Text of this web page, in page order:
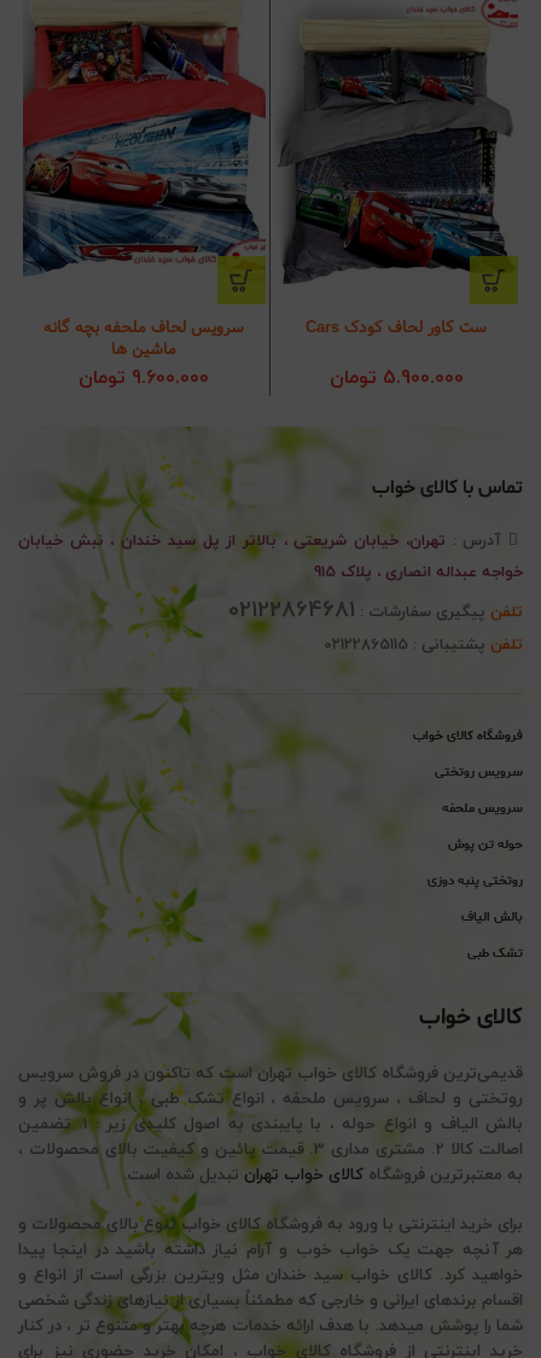
ست کاور لحاف کودک Cars
5.900.000 تومان
سرویس لحاف ملحفه بچه گانه
ماشین ها
9.600.000 تومان
تماس با کالای خواب
آدرس : تهران، خیابان شریعتی ، بالاتر از پل سید خندان ، نبش خیابان
خواجه عبداله انصاری ، پلاک 915
تلفن پیگیری سفارشات : 02122864681
تلفن پشتیبانی : 02122865115
فروشگاه کالای خواب
سرویس روتختی
سرویس ملحفه
حوله تن پوش
روتختی پنبه دوزی
بالش الیاف
تشک طبی
کالای خواب
قدیمی‌ترین فروشگاه کالای خواب تهران است که تاکنون در فروش سرویس
روتختی و لحاف ، سرویس ملحفه ، انواع تشک طبی ، انواع بالش پر و
بالش الیاف و انواع حوله ، با پایبندی به اصول کلیدی زیر : 1. تضمین
اصالت کالا 2. مشتری مداری 3. قیمت پائین و کیفیت بالای محصولات ،
به معتبرترین فروشگاه کالای خواب تهران تبدیل شده است.
برای خرید اینترنتی با ورود به فروشگاه کالای خواب تنوع بالای محصولات و
هر آنچه جهت یک خواب خوب و آرام نیاز داشته باشید در اینجا پیدا
خواهید کرد. کالای خواب سید خندان مثل ویترین بزرگی است از انواع و
اقسام برندهای ایرانی و خارجی که مطمئناً بسیاری از نیازهای زندگی شخصی
شما را پوشش میدهد. با هدف ارائه خدمات هرچه بهتر و متنوع تر ، در کنار
خرید اینترنتی از فروشگاه کالای خواب ، امکان خرید حضوری نیز برای